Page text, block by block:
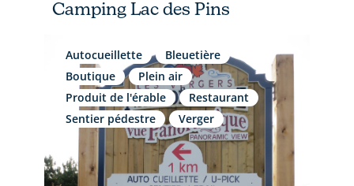
Camping Lac des Pins
Autocueillette
Bleuetière
Boutique
Plein air
Produit de l'érable
Restaurant
Sentier pédestre
Verger